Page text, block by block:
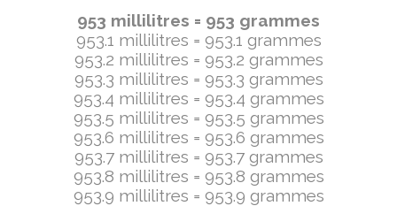
953 millilitres = 953 grammes
953.1 millilitres = 953.1 grammes
953.2 millilitres = 953.2 grammes
953.3 millilitres = 953.3 grammes
953.4 millilitres = 953.4 grammes
953.5 millilitres = 953.5 grammes
953.6 millilitres = 953.6 grammes
953.7 millilitres = 953.7 grammes
953.8 millilitres = 953.8 grammes
953.9 millilitres = 953.9 grammes